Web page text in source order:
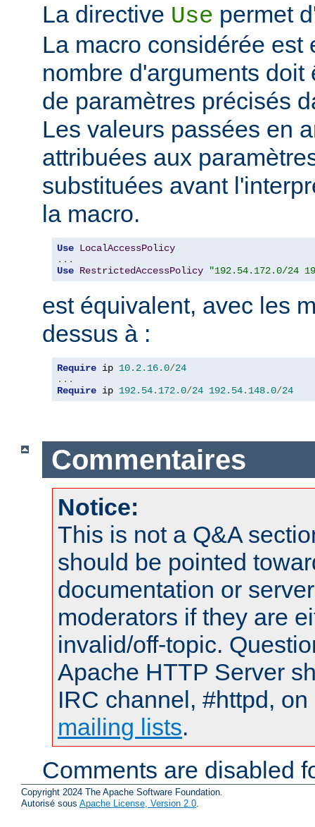
La directive Use permet
La macro considérée est
nombre d'arguments
de paramètres précisés
Les valeurs passées en
attribuées aux
substituées avant
la macro.
Use LocalAccessPolicy
...
Use RestrictedAccessPolicy "192.54.172.0/24
est équivalent, avec les
dessus à :
Require ip 10.2. 16.0/24
...
Require ip 192.54. 172.0/24 192.54. 148.0/24
Commentaires
Notice:
This is not a Q&A
should be pointed
documentation or
moderators if they are
invalid/off-topic.
Apache HTTP Server
IRC channel, #httpd,
mailing lists.
Comments are disabled
Copyright 2024 The Apache Software Foundation.
Autorisé sous Apache License, Version 2.0